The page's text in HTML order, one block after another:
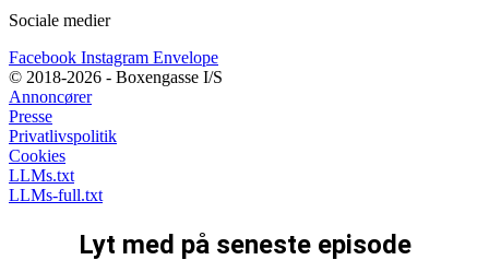
Sociale medier
Facebook Instagram Envelope
© 2018-2026 - Boxengasse I/S
Annoncører
Presse
Privatlivspolitik
Cookies
LLMs.txt
LLMs-full.txt
Lyt med på seneste episode